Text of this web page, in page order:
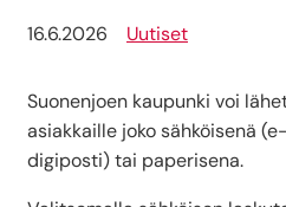
16.6.2026 Uutiset
Suonenjoen kaupunki voi
asiakkaille joko sähköisenä
digiposti) tai paperisena.